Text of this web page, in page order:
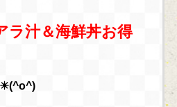
ラ汁＆海鮮丼お得
☀(^o^)